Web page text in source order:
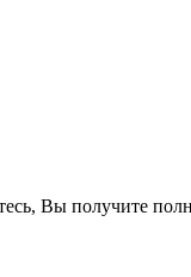
Вы получите